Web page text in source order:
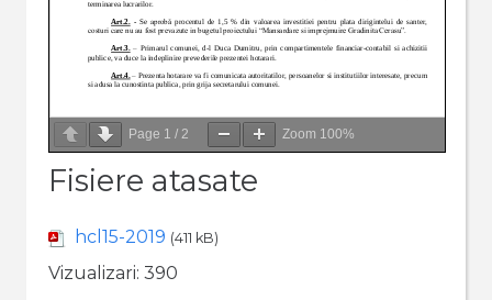
Page 1 / 2 Zoom 100%
Fisiere atasate
hcl15-2019 (411 kB)
Vizualizari: 390